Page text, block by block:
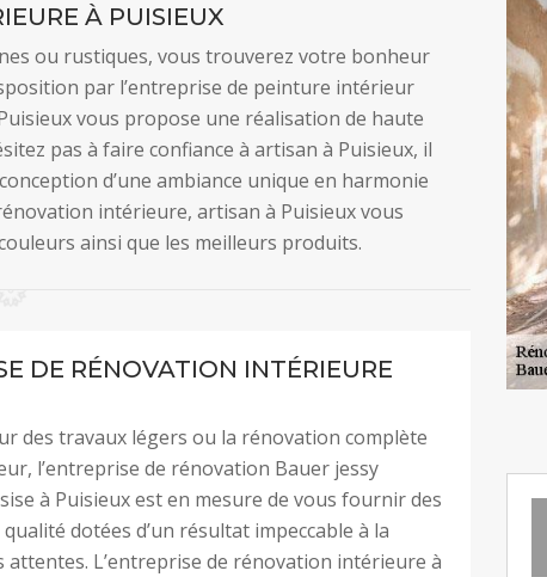
À PUISIEUX
ou rustiques, vous trouverez votre bonheur
par l’entreprise de peinture intérieur
vous propose une réalisation de haute
pas à faire confiance à artisan à Puisieux, il
d’une ambiance unique en harmonie
intérieure, artisan à Puisieux vous
ainsi que les meilleurs produits.
DE RÉNOVATION INTÉRIEURE
des travaux légers ou la rénovation complète
l’entreprise de rénovation Bauer jessy
à Puisieux est en mesure de vous fournir des
dotées d’un résultat impeccable à la
attentes. L’entreprise de rénovation intérieure à